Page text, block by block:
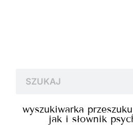
wyszukiwarka
jak i słownik